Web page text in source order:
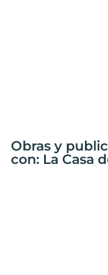
Obras y
con: La Casa